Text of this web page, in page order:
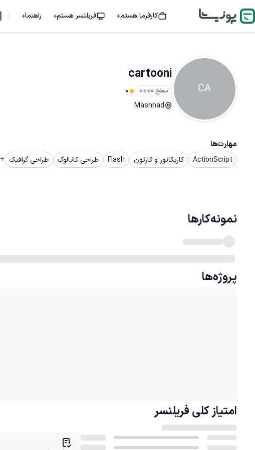
کارفرما هستم فریلنسر هستم راهنما
CA
cartooni
سطح ۰ 0
Mashhad
مهارت‌ها
ActionScript کاریکاتور و کارتون Flash طراحی کاتالوگ طراحی گرافیک +
نمونه‌کارها
پروژه‌ها
امتیاز کلی فریلنسر